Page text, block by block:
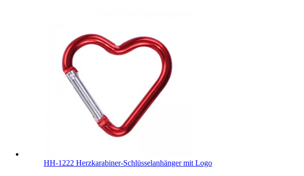
HH-1222 Herzkarabiner-Schlüsselanhänger mit Logo